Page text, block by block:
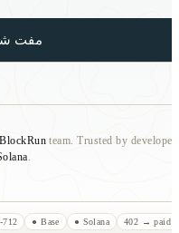
مفت
BlockRun team. Trusted by
.
712 ● Base ● Solana 402 → paid